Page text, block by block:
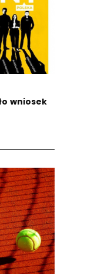
wniosek